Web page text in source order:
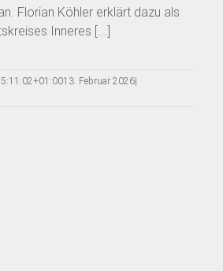
Florian Köhler erklärt dazu als
Inneres [...]
13. Februar 2026|